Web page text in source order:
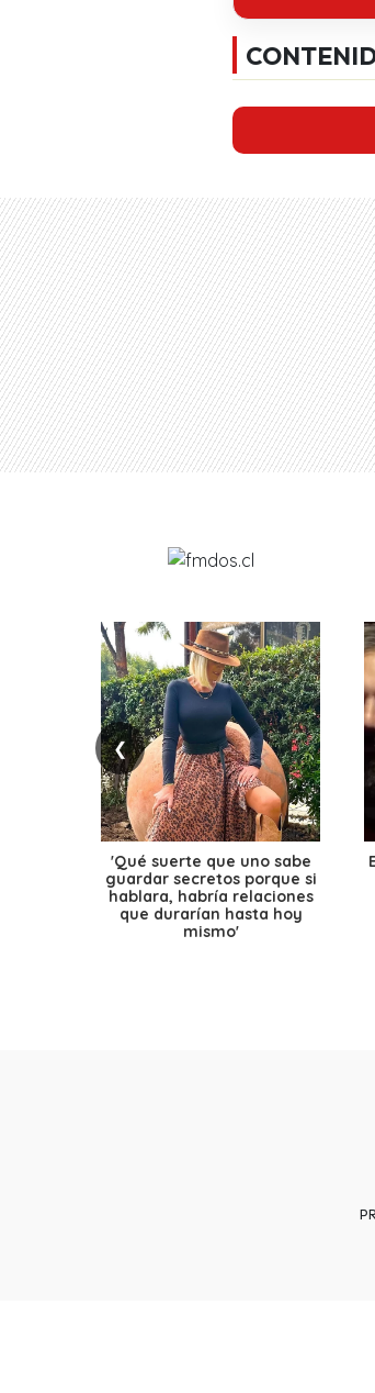
❮
'Qué suerte que uno sabe
guardar secretos porque si
hablara, habría relaciones
que durarían hasta hoy
mismo'